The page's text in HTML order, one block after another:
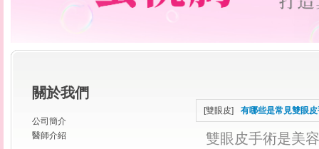
關於我們
公司簡介
醫師介紹
[雙眼皮] 有哪些是常見雙眼
雙眼皮手術是美